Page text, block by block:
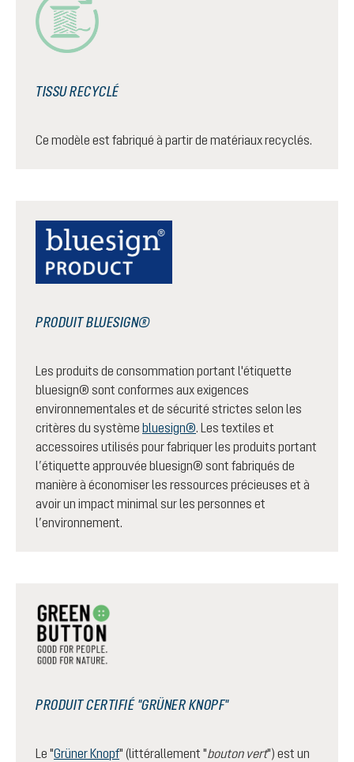
TISSU RECYCLÉ
Ce modèle est fabriqué à partir de matériaux recyclés.
PRODUIT BLUESIGN®
Les produits de consommation portant l'étiquette
bluesign® sont conformes aux exigences
environnementales et de sécurité strictes selon les
critères du système bluesign®. Les textiles et
accessoires utilisés pour fabriquer les produits portant
l’étiquette approuvée bluesign® sont fabriqués de
manière à économiser les ressources précieuses et à
avoir un impact minimal sur les personnes et
l’environnement.
PRODUIT CERTIFIÉ "GRÜNER KNOPF"
Le "Grüner Knopf" (littérallement "bouton vert") est un